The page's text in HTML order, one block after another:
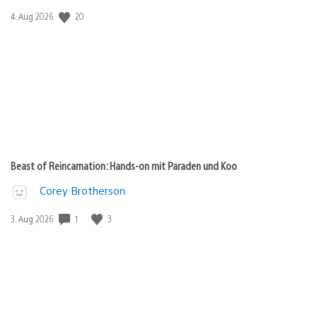
Veröffentlichungsdatum:
4. Aug 2026 20
Beast of Reincarnation: Hands-on mit Paraden und Koo
Corey Brotherson
Veröffentlichungsdatum:
3. Aug 2026 1 3